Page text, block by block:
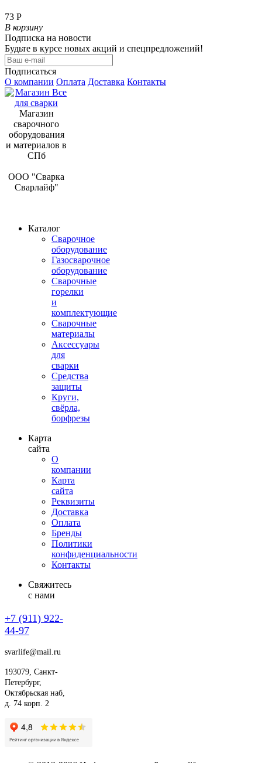
73 Р
В корзину
Подписка на новости
Будьте в курсе новых акций и спецпредложений!
Подписаться
О компании Оплата Доставка Контакты
Магазин
сварочного
оборудования
и материалов в
СПб
ООО "Сварка
Сварлайф"
Каталог
Сварочное
оборудование
Газосварочное
оборудование
Сварочные
горелки
и
комплектующие
Сварочные
материалы
Аксессуары
для
сварки
Средства
защиты
Круги,
свёрла,
борфрезы
Карта
сайта
О
компании
Карта
сайта
Реквизиты
Доставка
Оплата
Бренды
Политики
конфиденциальности
Контакты
Свяжитесь
с нами
+7 (911) 922-
44-97
svarlife@mail.ru
193079, Санкт-
Петербург,
Октябрьская наб,
д. 74 корп. 2